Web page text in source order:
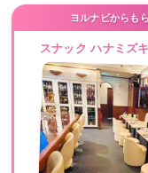
ヨルナビからも
スナック ハナミズキ